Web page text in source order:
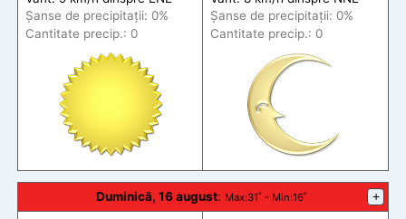
Șanse de precipitații: 0%
Cantitate precip.: 0
Șanse de precipitații: 0%
Cantitate precip.: 0
Duminică, 16 august: Max:31˚ - Min:16˚ +